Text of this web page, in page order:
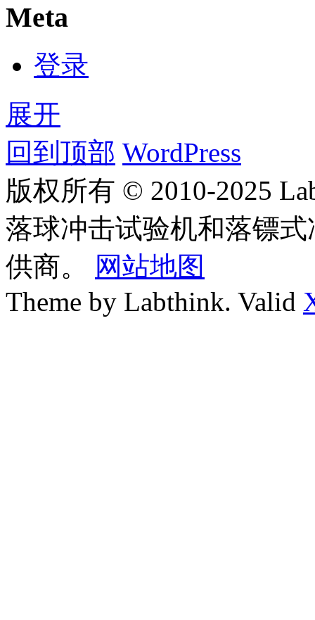
Meta
登录
展开
回到顶部 WordPress
版权所有 © 2010-2025
落球冲击试验机和落镖
供商。
网站地图
Theme by Labthink. Valid